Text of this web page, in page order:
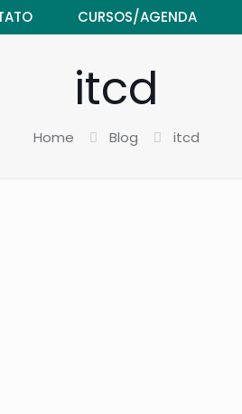
CURSOS/AGENDA
itcd
Home Blog itcd